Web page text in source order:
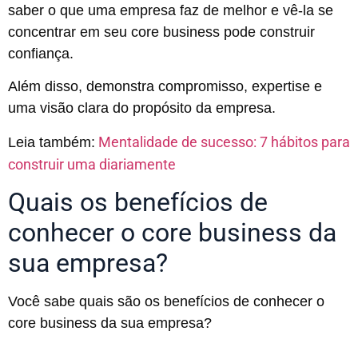
saber o que uma empresa faz de melhor e vê-la se
concentrar em seu core business pode construir
confiança.
Além disso, demonstra compromisso, expertise e
uma visão clara do propósito da empresa.
Leia também: Mentalidade de sucesso: 7 hábitos para
construir uma diariamente
Quais os benefícios de
conhecer o core business da
sua empresa?
Você sabe quais são os benefícios de conhecer o
core business da sua empresa?